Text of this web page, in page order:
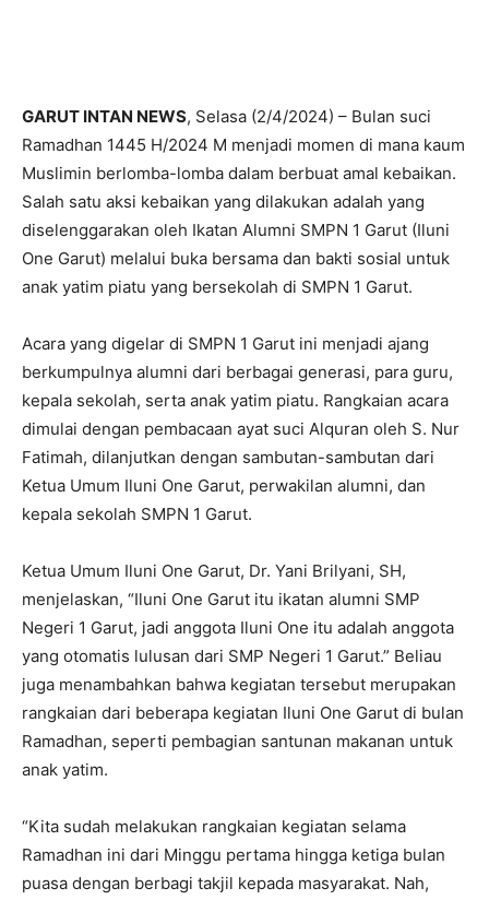
GARUT INTAN NEWS, Selasa (2/4/2024) – Bulan suci
Ramadhan 1445 H/2024 M menjadi momen di mana kaum
Muslimin berlomba-lomba dalam berbuat amal kebaikan.
Salah satu aksi kebaikan yang dilakukan adalah yang
diselenggarakan oleh Ikatan Alumni SMPN 1 Garut (Iluni
One Garut) melalui buka bersama dan bakti sosial untuk
anak yatim piatu yang bersekolah di SMPN 1 Garut.
Acara yang digelar di SMPN 1 Garut ini menjadi ajang
berkumpulnya alumni dari berbagai generasi, para guru,
kepala sekolah, serta anak yatim piatu. Rangkaian acara
dimulai dengan pembacaan ayat suci Alquran oleh S. Nur
Fatimah, dilanjutkan dengan sambutan-sambutan dari
Ketua Umum Iluni One Garut, perwakilan alumni, dan
kepala sekolah SMPN 1 Garut.
Ketua Umum Iluni One Garut, Dr. Yani Brilyani, SH,
menjelaskan, “Iluni One Garut itu ikatan alumni SMP
Negeri 1 Garut, jadi anggota Iluni One itu adalah anggota
yang otomatis lulusan dari SMP Negeri 1 Garut.” Beliau
juga menambahkan bahwa kegiatan tersebut merupakan
rangkaian dari beberapa kegiatan Iluni One Garut di bulan
Ramadhan, seperti pembagian santunan makanan untuk
anak yatim.
“Kita sudah melakukan rangkaian kegiatan selama
Ramadhan ini dari Minggu pertama hingga ketiga bulan
puasa dengan berbagi takjil kepada masyarakat. Nah,